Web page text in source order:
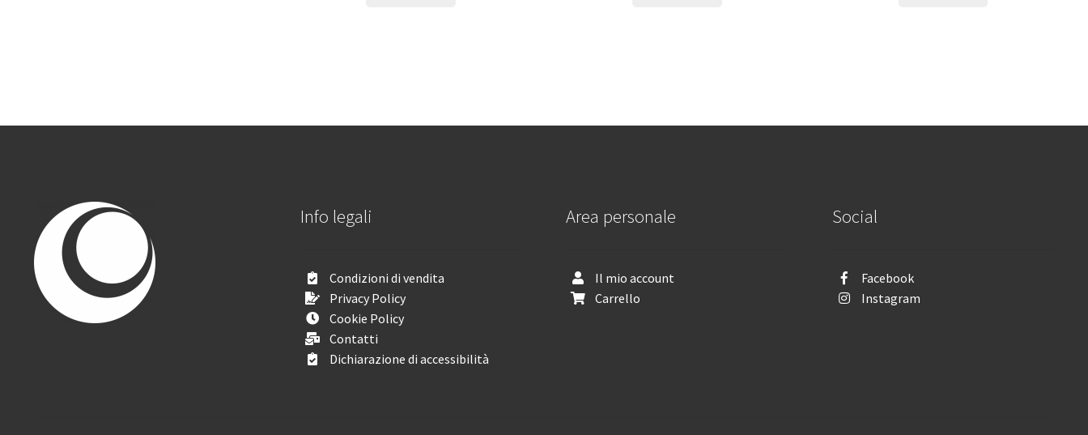
Info legali
Condizioni di vendita
Privacy Policy
Cookie Policy
Contatti
Dichiarazione di accessibilità
Area personale
Il mio account
Carrello
Social
Facebook
Instagram